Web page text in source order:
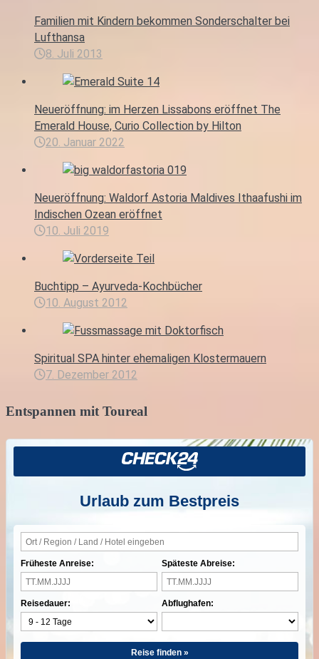
Familien mit Kindern bekommen Sonderschalter bei
Lufthansa
8. Juli 2013
Neueröffnung: im Herzen Lissabons eröffnet The
Emerald House, Curio Collection by Hilton
20. Januar 2022
Neueröffnung: Waldorf Astoria Maldives Ithaafushi im
Indischen Ozean eröffnet
10. Juli 2019
Buchtipp – Ayurveda-Kochbücher
10. August 2012
Spiritual SPA hinter ehemaligen Klostermauern
7. Dezember 2012
Entspannen mit Toureal
Urlaub zum Bestpreis
Früheste Anreise:
Reisedauer:
Späteste Abreise:
Abflughafen:
Reise finden »